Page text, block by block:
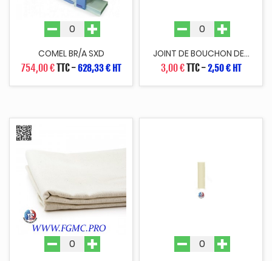
COMEL BR/A SXD
754,00 €TTC-628,33 € HT
JOINT DE BOUCHON DE...
3,00 €TTC-2,50 € HT